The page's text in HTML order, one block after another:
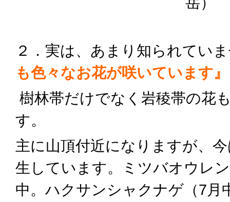
２．実は、あまり知られてい
も色々なお花が咲いています』
樹林帯だけでなく岩稜帯の花
す。
主に山頂付近になりますが、
生しています。ミツバオウレ
中。ハクサンシャクナゲ（7月